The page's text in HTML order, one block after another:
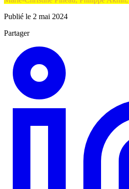
Publié le 2 mai 2024
Partager